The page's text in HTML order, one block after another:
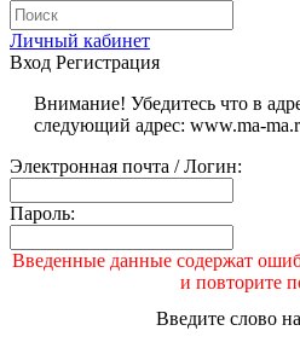
Личный кабинет
Вход Регистрация
Внимание! Убедитесь что в
следующий адрес: www.ma-
Электронная почта / Логин:
Пароль:
Введенные данные содержат
и повторите
Введите слово